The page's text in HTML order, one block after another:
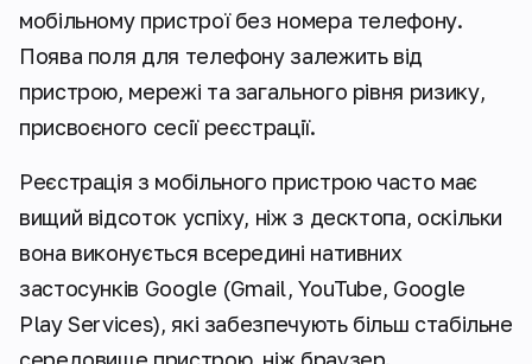
мобільному пристрої без номера телефону.
Поява поля для телефону залежить від
пристрою, мережі та загального рівня ризику,
присвоєного сесії реєстрації.
Реєстрація з мобільного пристрою часто має
вищий відсоток успіху, ніж з десктопа, оскільки
вона виконується всередині нативних
застосунків Google (Gmail, YouTube, Google
Play Services), які забезпечують більш стабільне